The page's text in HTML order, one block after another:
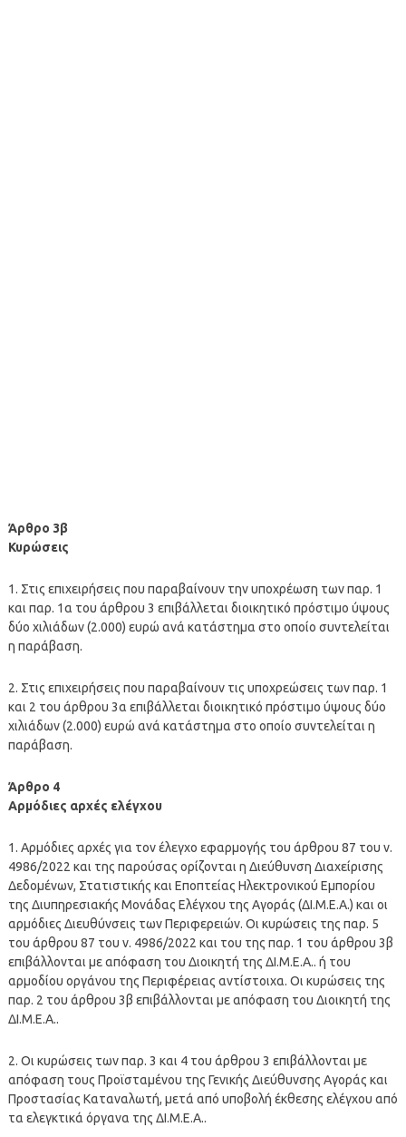
Άρθρο 3β
Κυρώσεις
1. Στις επιχειρήσεις που παραβαίνουν την υποχρέωση των παρ. 1
και παρ. 1α του άρθρου 3 επιβάλλεται διοικητικό πρόστιμο ύψους
δύο χιλιάδων (2.000) ευρώ ανά κατάστημα στο οποίο συντελείται
η παράβαση.
2. Στις επιχειρήσεις που παραβαίνουν τις υποχρεώσεις των παρ. 1
και 2 του άρθρου 3α επιβάλλεται διοικητικό πρόστιμο ύψους δύο
χιλιάδων (2.000) ευρώ ανά κατάστημα στο οποίο συντελείται η
παράβαση.
Άρθρο 4
Αρμόδιες αρχές ελέγχου
1. Αρμόδιες αρχές για τον έλεγχο εφαρμογής του άρθρου 87 του ν.
4986/2022 και της παρούσας ορίζονται η Διεύθυνση Διαχείρισης
Δεδομένων, Στατιστικής και Εποπτείας Ηλεκτρονικού Εμπορίου
της Διυπηρεσιακής Μονάδας Ελέγχου της Αγοράς (ΔΙ.Μ.Ε.Α.) και οι
αρμόδιες Διευθύνσεις των Περιφερειών. Οι κυρώσεις της παρ. 5
του άρθρου 87 του ν. 4986/2022 και του της παρ. 1 του άρθρου 3β
επιβάλλονται με απόφαση του Διοικητή της ΔΙ.Μ.Ε.Α.. ή του
αρμοδίου οργάνου της Περιφέρειας αντίστοιχα. Οι κυρώσεις της
παρ. 2 του άρθρου 3β επιβάλλονται με απόφαση του Διοικητή της
ΔΙ.Μ.Ε.Α..
2. Οι κυρώσεις των παρ. 3 και 4 του άρθρου 3 επιβάλλονται με
απόφαση τους Προϊσταμένου της Γενικής Διεύθυνσης Αγοράς και
Προστασίας Καταναλωτή, μετά από υποβολή έκθεσης ελέγχου από
τα ελεγκτικά όργανα της ΔΙ.Μ.Ε.Α..